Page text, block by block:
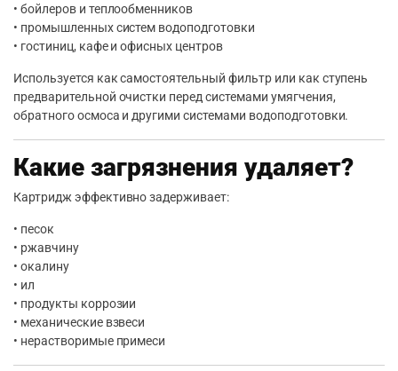
• бойлеров и теплообменников
• промышленных систем водоподготовки
• гостиниц, кафе и офисных центров
Используется как самостоятельный фильтр или как ступень
предварительной очистки перед системами умягчения,
обратного осмоса и другими системами водоподготовки.
Какие загрязнения удаляет?
Картридж эффективно задерживает:
• песок
• ржавчину
• окалину
• ил
• продукты коррозии
• механические взвеси
• нерастворимые примеси